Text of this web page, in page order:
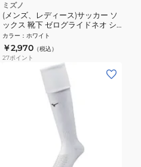
ミズノ
(メンズ、レディース)サッカー ソ
ックス 靴下 ゼログライドネオ シ
ョートソックス 5本指タイプ
P2MXC01001
カラー ： ホワイト
￥2,970 （税込）
27ポイント